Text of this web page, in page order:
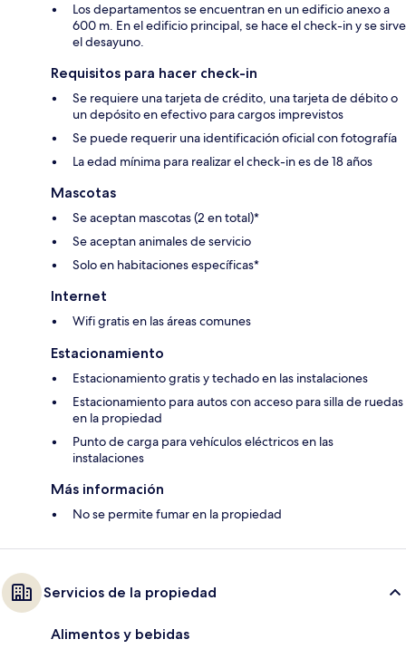
Los departamentos se encuentran en un edificio anexo a
600 m. En el edificio principal, se hace el check-in y se sirve
el desayuno.
Requisitos para hacer check-in
Se requiere una tarjeta de crédito, una tarjeta de débito o
un depósito en efectivo para cargos imprevistos
Se puede requerir una identificación oficial con fotografía
La edad mínima para realizar el check-in es de 18 años
Mascotas
Se aceptan mascotas (2 en total)*
Se aceptan animales de servicio
Solo en habitaciones específicas*
Internet
Wifi gratis en las áreas comunes
Estacionamiento
Estacionamiento gratis y techado en las instalaciones
Estacionamiento para autos con acceso para silla de ruedas
en la propiedad
Punto de carga para vehículos eléctricos en las
instalaciones
Más información
No se permite fumar en la propiedad
Servicios de la propiedad
Alimentos y bebidas